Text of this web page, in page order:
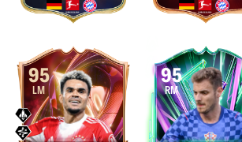
95
LM
95
RM